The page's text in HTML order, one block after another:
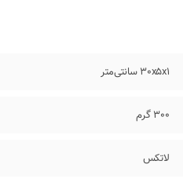
30x5x1 سانتی‌متر
300 گرم
لاتکس